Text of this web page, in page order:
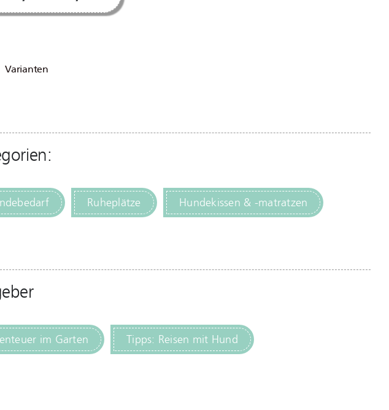
Varianten
Ruheplätze Hundekissen & -matratzen
im Garten Tipps: Reisen mit Hund